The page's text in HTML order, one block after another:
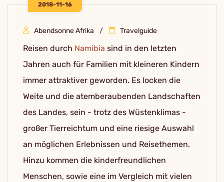
2018-11-16
Abendsonne Afrika Travelguide
Reisen durch Namibia sind in den letzten
Jahren auch für Familien mit kleineren Kindern
immer attraktiver geworden. Es locken die
Weite und die atemberaubenden Landschaften
des Landes, sein - trotz des Wüstenklimas -
großer Tierreichtum und eine riesige Auswahl
an möglichen Erlebnissen und Reisethemen.
Hinzu kommen die kinderfreundlichen
Menschen, sowie eine im Vergleich mit vielen